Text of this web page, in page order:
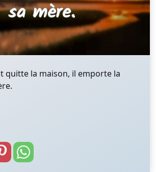
quitte la maison, il emporte la